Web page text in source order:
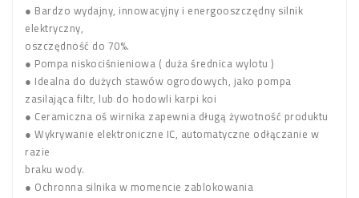
● Bardzo wydajny, innowacyjny i energooszczędny silnik
elektryczny,
oszczędność do 70%.
● Pompa niskociśnieniowa ( duża średnica wylotu )
● Idealna do dużych stawów ogrodowych, jako pompa
zasilająca filtr, lub do hodowli karpi koi
● Ceramiczna oś wirnika zapewnia długą żywotność produktu
● Wykrywanie elektroniczne IC, automatyczne odłączanie w
razie
braku wody.
● Ochronna silnika w momencie zablokowania